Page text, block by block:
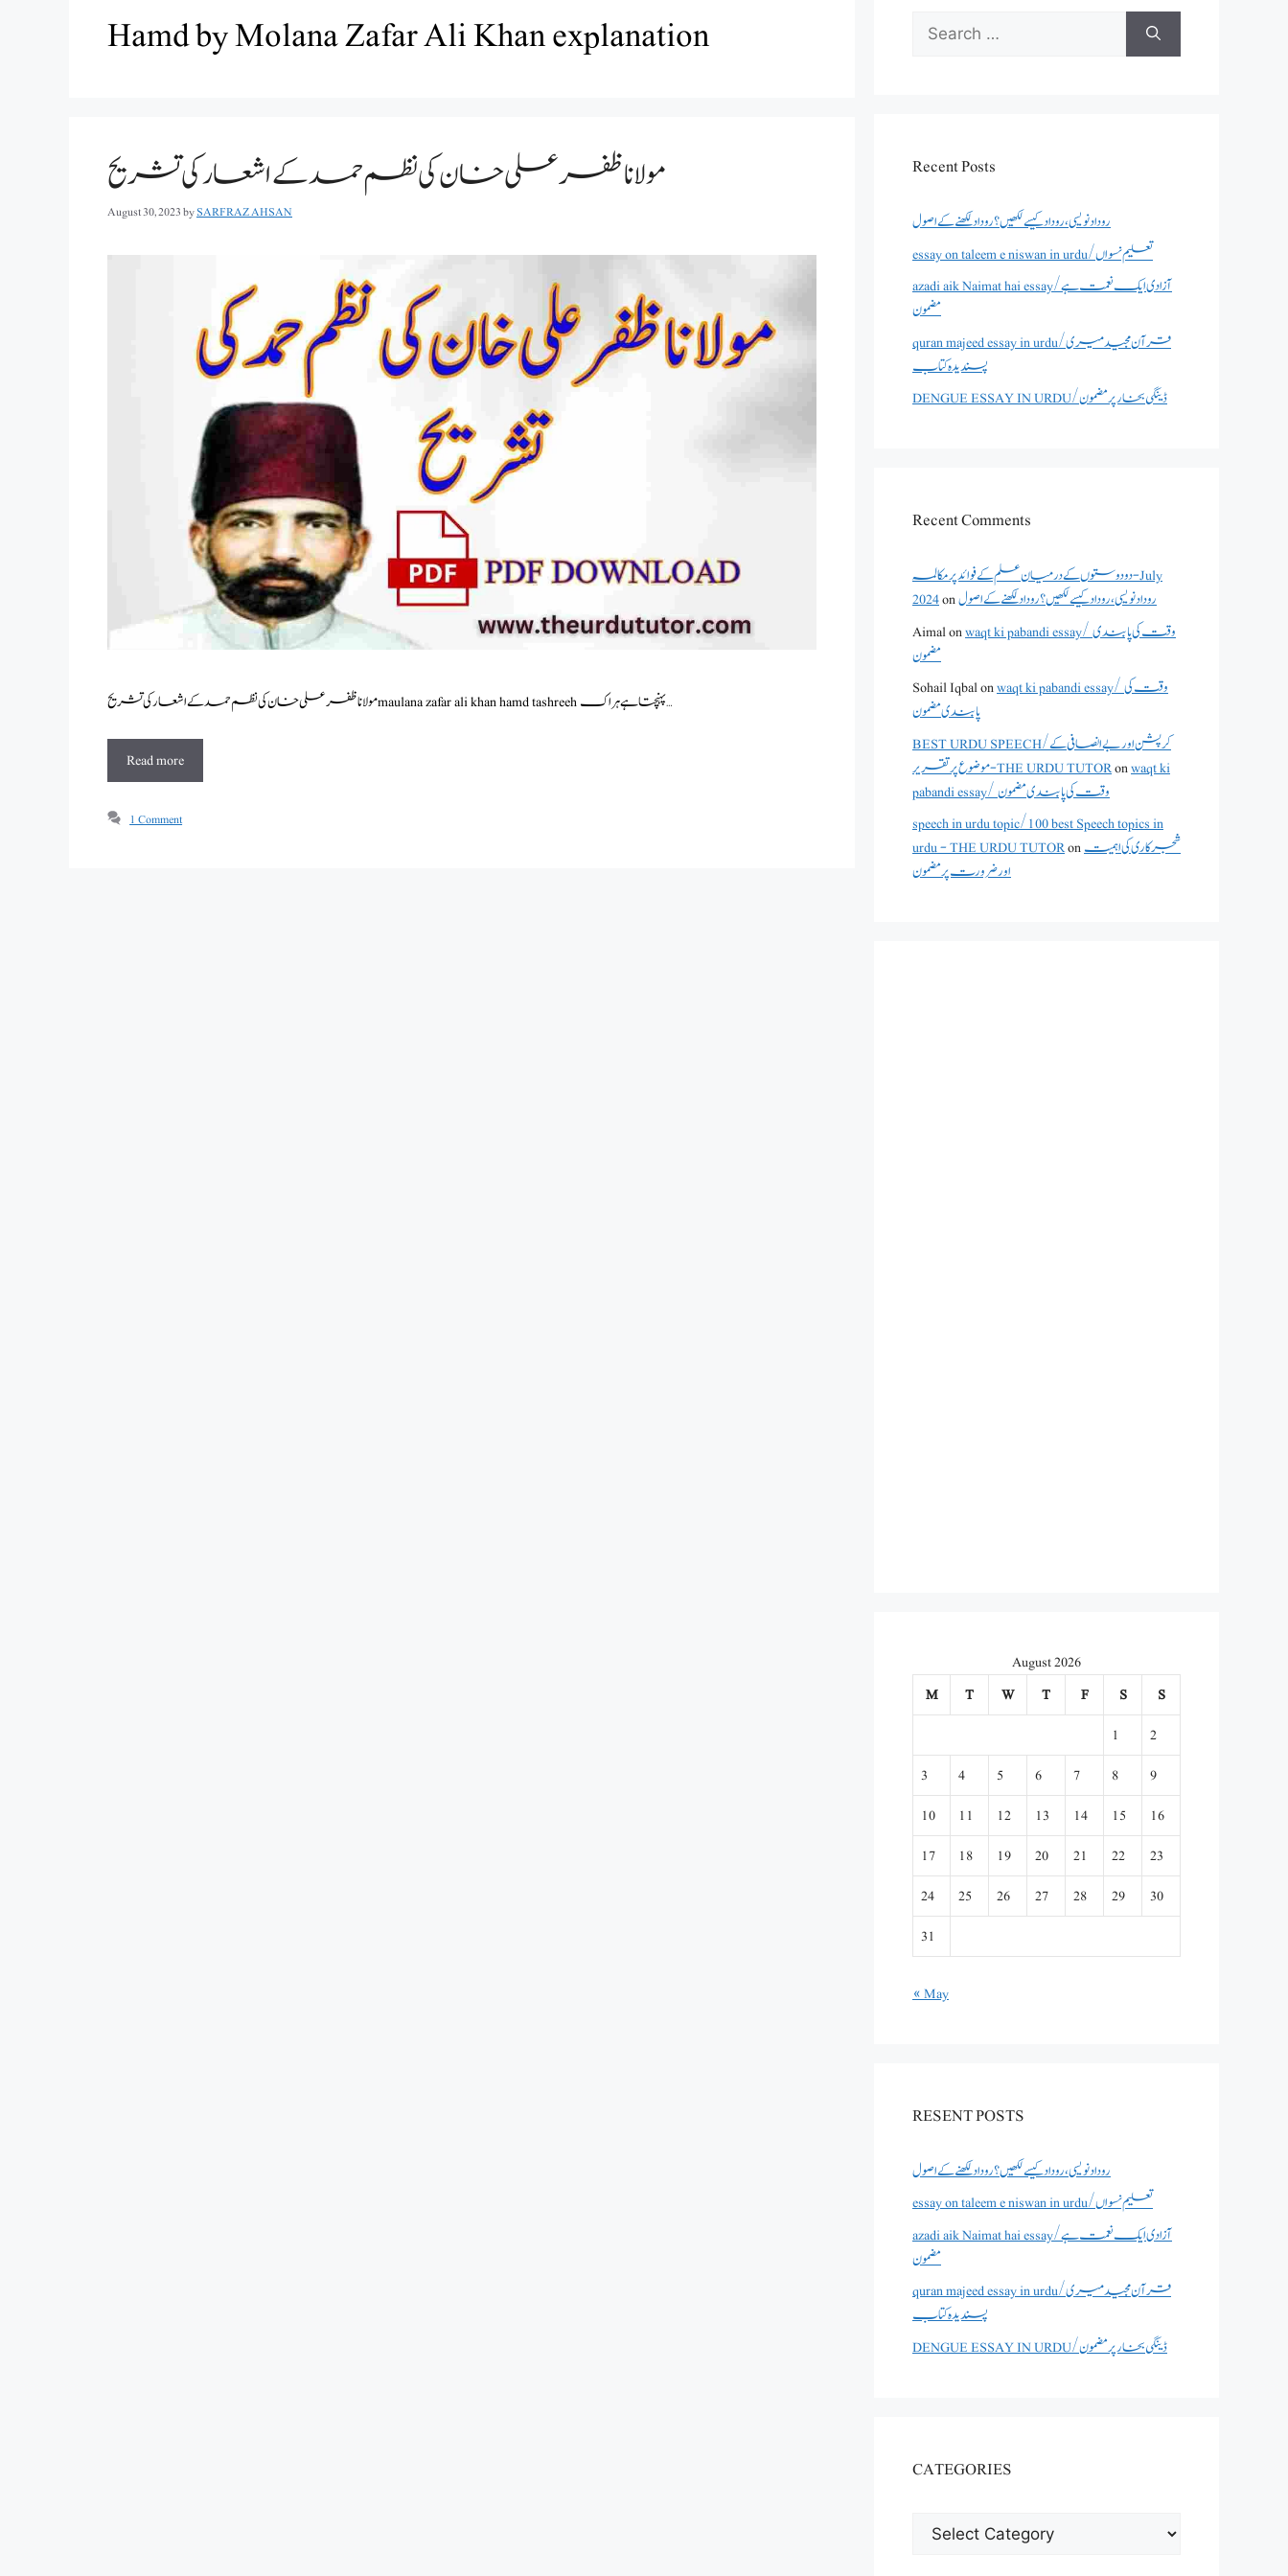
Hamd by Molana Zafar Ali Khan explanation
August 30, 2023bySARFRAZ AHSAN
مولانا ظفر علی خان کی نظم حمد کے اشعار کی تشریح maulana zafar ali khan hamd tashreeh پہنچتا ہے ہراک …
Read more
1 Comment
Search
for:
Recent Posts
روداد نویسی ،روداد کیسے لکھیں؟ روداد لکھنے کے اصول
essay on taleem e niswan in urdu/تعلیم نسواں
azadi aik Naimat hai essay/آزادی ایک نعمت ہے
مضمون
quran majeed essay in urdu/قرآن مجید میری
پسندیدہ کتاب
DENGUE ESSAY IN URDU/ڈینگی بخار پر مضمون
Recent Comments
دو دوستوں کے درمیان علم کے فوائد پر مکالمہ - July
2024onروداد نویسی ،روداد کیسے لکھیں؟ روداد لکھنے کے اصول
Aimalonwaqt ki pabandi essay/ وقت کی پابندی
مضمون
Sohail Iqbalonwaqt ki pabandi essay/ وقت کی
پابندی مضمون
BEST URDU SPEECH/کرپشن اور بے انصافی کے
موضوع پر تقریر - THE URDU TUTORonwaqt ki
pabandi essay/ وقت کی پابندی مضمون
speech in urdu topic/100 best Speech topics in
urdu - THE URDU TUTORonشجرکاری کی اہمیت
اور ضرورت پر مضمون
August 2026
M
T W T F S
S
1
2
3
4 5 6 7 8
9
10
11 12 13 14 15
16
17
18 19 20 21 22
23
24
25 26 27 28 29
30
31
« May
RESENT POSTS
روداد نویسی ،روداد کیسے لکھیں؟ روداد لکھنے کے اصول
essay on taleem e niswan in urdu/تعلیم نسواں
azadi aik Naimat hai essay/آزادی ایک نعمت ہے
مضمون
quran majeed essay in urdu/قرآن مجید میری
پسندیدہ کتاب
DENGUE ESSAY IN URDU/ڈینگی بخار پر مضمون
CATEGORIES
CATEGORIES